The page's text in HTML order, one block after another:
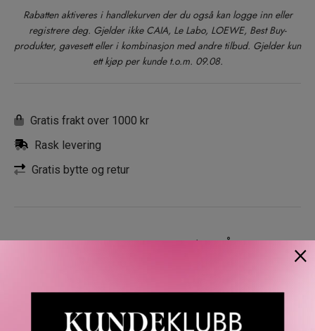
Rabatten aktiveres i handlekurven der du også kan logge inn eller
registrere deg. Gjelder ikke CAIA, Le Labo, LOEWE, Best Buy-
produkter, gavesett eller i kombinasjon med andre tilbud. Gjelder kun
ett kjøp per kunde t.o.m. 09.08.
Gratis frakt over 1000 kr
Rask levering
Gratis bytte og retur
BESKRIVELSE OMTALER SPØRSMÅL & SVAR
nøye utvalgte fargepar som gir uendelige muligheter. På
×